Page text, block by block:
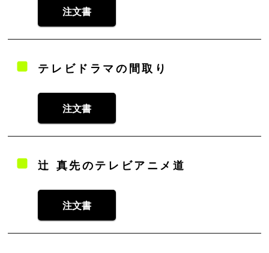
注文書
テレビドラマの間取り
注文書
辻 真先のテレビアニメ道
注文書